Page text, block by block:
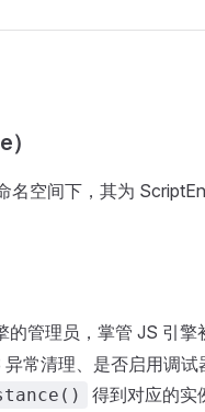
名空间下，其为
的管理员，掌管 JS 引
常清理、是否启用调
得到对应的实